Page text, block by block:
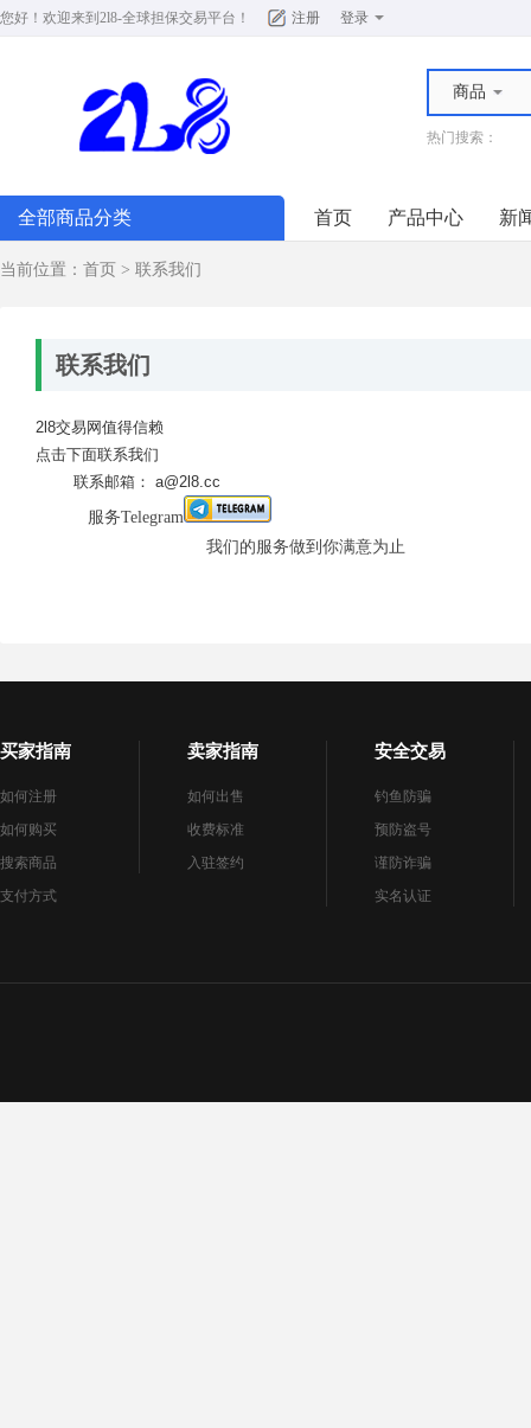
您好！欢迎来到 2l8-全球担保交易平台 ！ 注册 登录
商品
热门搜索：
全部商品分类 首页 产品中心 新
当前位置： 首页 > 联系我们
联系我们
2l8交易网值得信赖
点击下面联系我们
联系邮箱： a@2l8.cc
服务Telegram
我们的服务做到你满意为止
买家指南
如何注册
如何购买
搜索商品
支付方式
卖家指南
如何出售
收费标准
入驻签约
安全交易
钓鱼防骗
预防盗号
谨防诈骗
实名认证